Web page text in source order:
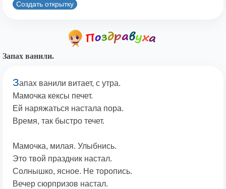
Создать открытку
Запах ванили.
Запах ванили витает, с утра.
Мамочка кексы печет.
Ей наряжаться настала пора.
Время, так быстро течет.
Мамочка, милая. Улыбнись.
Это твой праздник настал.
Солнышко, ясное. Не торопись.
Вечер сюрпризов настал.